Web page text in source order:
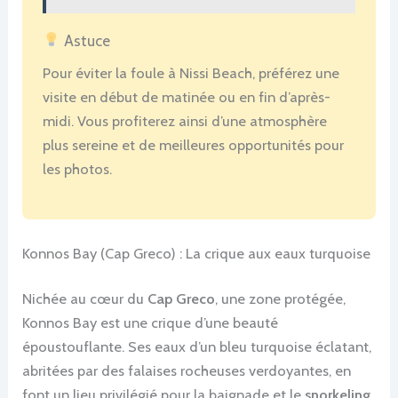
Astuce
Pour éviter la foule à Nissi Beach, préférez une
visite en début de matinée ou en fin d’après-
midi. Vous profiterez ainsi d’une atmosphère
plus sereine et de meilleures opportunités pour
les photos.
Konnos Bay (Cap Greco) : La crique aux eaux turquoise
Nichée au cœur du Cap Greco, une zone protégée,
Konnos Bay est une crique d’une beauté
époustouflante. Ses eaux d’un bleu turquoise éclatant,
abritées par des falaises rocheuses verdoyantes, en